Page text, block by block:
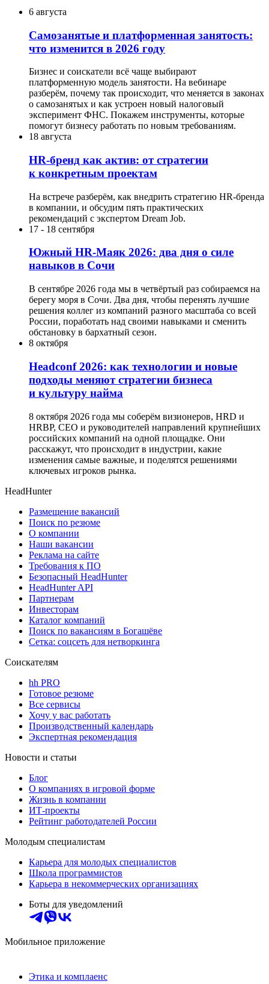
6 августа
Самозанятые и платформенная занятость:
что изменится в 2026 году
Бизнес и соискатели всё чаще выбирают
платформенную модель занятости. На вебинаре
разберём, почему так происходит, что меняется в законах
о самозанятых и как устроен новый налоговый
эксперимент ФНС. Покажем инструменты, которые
помогут бизнесу работать по новым требованиям.
18 августа
HR-бренд как актив: от стратегии
к конкретным проектам
На встрече разберём, как внедрить стратегию HR-бренда
в компании, и обсудим пять практических
рекомендаций с экспертом Dream Job.
17 - 18 сентября
Южный HR-Маяк 2026: два дня о силе
навыков в Сочи
В сентябре 2026 года мы в четвёртый раз собираемся на
берегу моря в Сочи. Два дня, чтобы перенять лучшие
решения коллег из компаний разного масштаба со всей
России, поработать над своими навыками и сменить
обстановку в бархатный сезон.
8 октября
Headсonf 2026: как технологии и новые
подходы меняют стратегии бизнеса
и культуру найма
8 октября 2026 года мы соберём визионеров, HRD и
HRBP, СЕО и руководителей направлений крупнейших
российских компаний на одной площадке. Они
расскажут, что происходит в индустрии, какие
изменения самые важные, и поделятся решениями
ключевых игроков рынка.
HeadHunter
Размещение вакансий
Поиск по резюме
О компании
Наши вакансии
Реклама на сайте
Требования к ПО
Безопасный HeadHunter
HeadHunter API
Партнерам
Инвесторам
Каталог компаний
Поиск по вакансиям в Богашёве
Сетка: соцсеть для нетворкинга
Соискателям
hh PRO
Готовое резюме
Все сервисы
Хочу у вас работать
Производственный календарь
Экспертная рекомендация
Новости и статьи
Блог
О компаниях в игровой форме
Жизнь в компании
ИТ-проекты
Рейтинг работодателей России
Молодым специалистам
Карьера для молодых специалистов
Школа программистов
Карьера в некоммерческих организациях
Боты для уведомлений
Мобильное приложение
Этика и комплаенс